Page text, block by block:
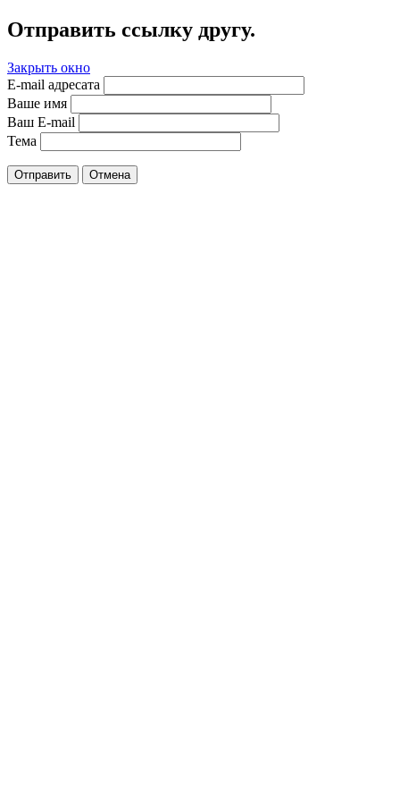
Отправить ссылку другу.
Закрыть окно
E-mail адресата
Ваше имя
Ваш E-mail
Тема
Отправить Отмена